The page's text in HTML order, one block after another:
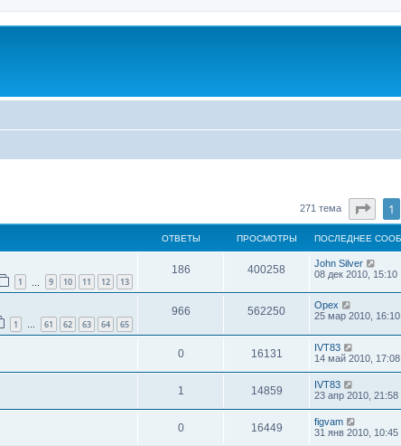
271 тема 1
ОТВЕТЫ ПРОСМОТРЫ ПОСЛЕДНЕЕ
1 9 10 11 12 13
186 400258
John Silver
08 дек 2010, 15:10
1 … 61 62 63 64 65
966 562250
Орех
25 мар 2010, 16:10
0 16131
IVT83
14 май 2010, 17:08
1 14859
IVT83
23 апр 2010, 21:58
0 16449
figvam
31 янв 2010, 10:45